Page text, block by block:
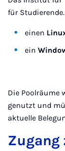
für Studierende.
einen
ein
Die Poolräume
genutzt und
aktuelle
Zugang